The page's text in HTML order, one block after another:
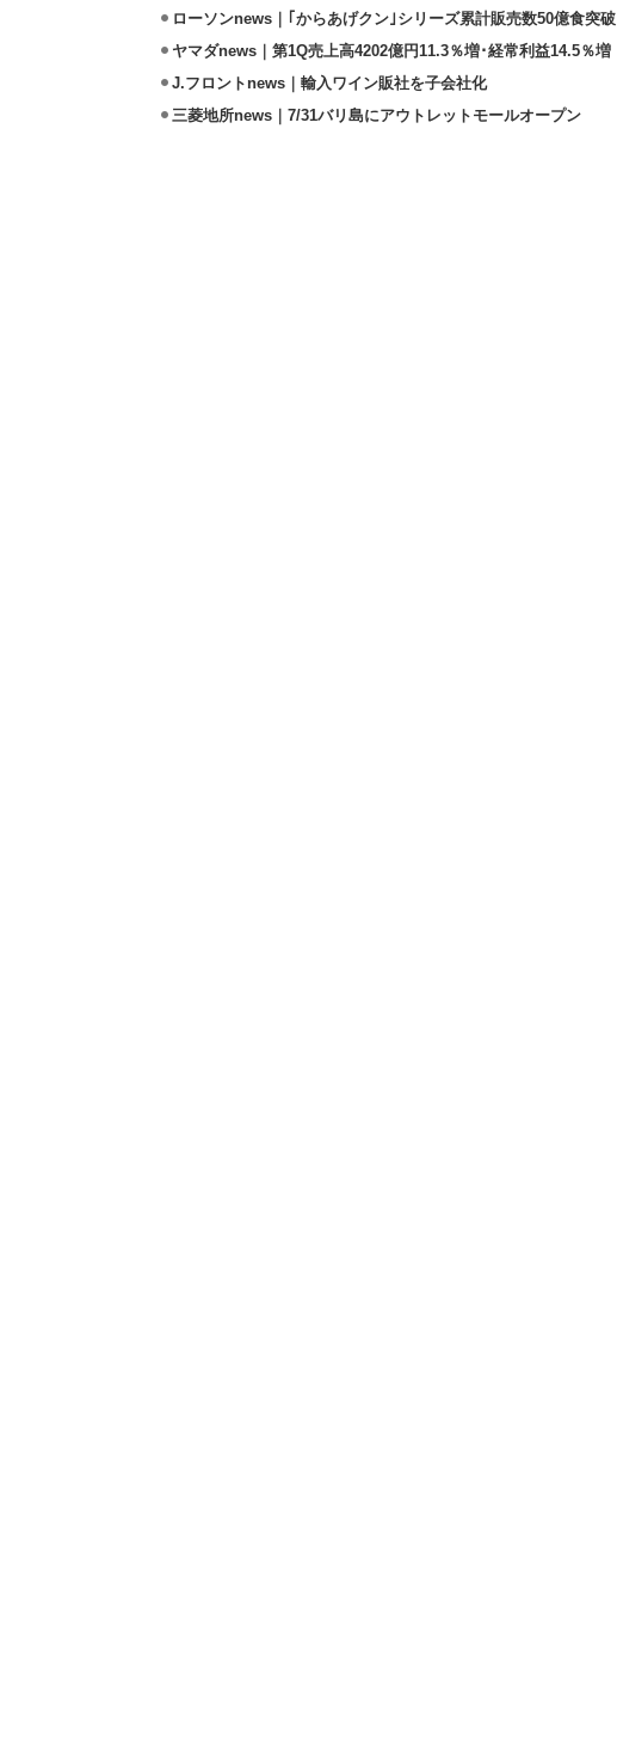
ローソンnews｜｢からあげクン｣シリーズ累計販売数50億食突破
ヤマダnews｜第1Q売上高4202億円11.3％増･経常利益14.5％増
J.フロントnews｜輸入ワイン販社を子会社化
三菱地所news｜7/31バリ島にアウトレットモールオープン